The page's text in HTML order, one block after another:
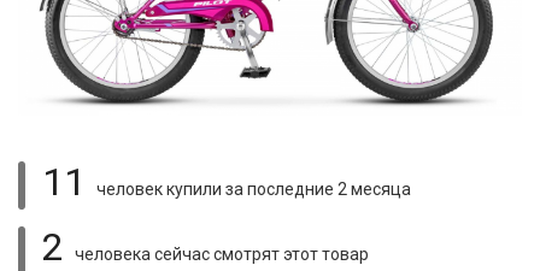
11 человек купили за последние 2 месяца
2 человека сейчас смотрятэтот товар